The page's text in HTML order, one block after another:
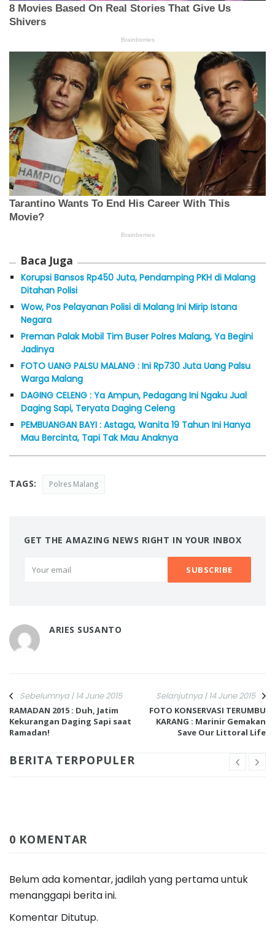
Baca Juga
Korupsi Bansos Rp450 Juta, Pendamping PKH di Malang
Ditahan Polisi
Wow, Pos Pelayanan Polisi di Malang Ini Mirip Istana
Negara
Preman Palak Mobil Tim Buser Polres Malang, Ya Begini
Jadinya
FOTO UANG PALSU MALANG : Ini Rp730 Juta Uang Palsu
Warga Malang
DAGING CELENG : Ya Ampun, Pedagang Ini Ngaku Jual
Daging Sapi, Teryata Daging Celeng
PEMBUANGAN BAYI : Astaga, Wanita 19 Tahun Ini Hanya
Mau Bercinta, Tapi Tak Mau Anaknya
TAGS: Polres Malang
GET THE AMAZING NEWS RIGHT IN YOUR INBOX
ARIES SUSANTO
Sebelumnya | 14 June 2015
RAMADAN 2015 : Duh, Jatim
Kekurangan Daging Sapi saat
Ramadan!
Selanjutnya | 14 June 2015
FOTO KONSERVASI TERUMBU
KARANG : Marinir Gemakan
Save Our Littoral Life
BERITA TERPOPULER
0 KOMENTAR
Belum ada komentar, jadilah yang pertama untuk
menanggapi berita ini.
Komentar Ditutup.